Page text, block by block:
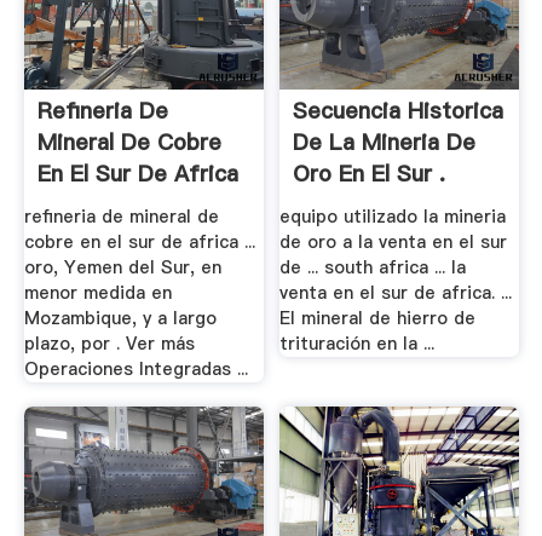
Refineria De
Mineral De Cobre
En El Sur De Africa
refineria de mineral de
cobre en el sur de africa ...
oro, Yemen del Sur, en
menor medida en
Mozambique, y a largo
plazo, por . Ver más
Operaciones Integradas ...
Secuencia Historica
De La Mineria De
Oro En El Sur .
equipo utilizado la mineria
de oro a la venta en el sur
de ... south africa ... la
venta en el sur de africa. ...
El mineral de hierro de
trituración en la ...